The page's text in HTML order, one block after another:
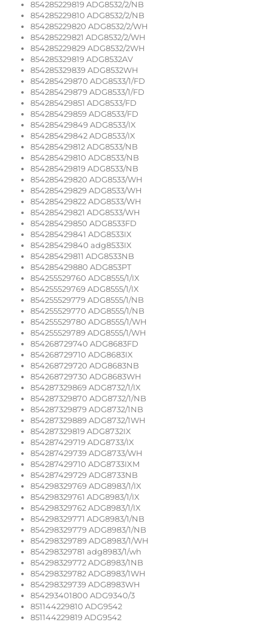
854285229819 ADG8532/2/NB
854285229810 ADG8532/2/NB
854285229820 ADG8532/2/WH
854285229821 ADG8532/2/WH
854285229829 ADG8532/2WH
854285329819 ADG8532AV
854285329839 ADG8532WH
854285429870 ADG8533/1/FD
854285429879 ADG8533/1/FD
854285429851 ADG8533/FD
854285429859 ADG8533/FD
854285429849 ADG8533/IX
854285429842 ADG8533/IX
854285429812 ADG8533/NB
854285429810 ADG8533/NB
854285429819 ADG8533/NB
854285429820 ADG8533/WH
854285429829 ADG8533/WH
854285429822 ADG8533/WH
854285429821 ADG8533/WH
854285429850 ADG8533FD
854285429841 ADG8533IX
854285429840 adg8533IX
854285429811 ADG8533NB
854285429880 ADG853PT
854255529760 ADG8555/1/IX
854255529769 ADG8555/1/IX
854255529779 ADG8555/1/NB
854255529770 ADG8555/1/NB
854255529780 ADG8555/1/WH
854255529789 ADG8555/1/WH
854268729740 ADG8683FD
854268729710 ADG8683IX
854268729720 ADG8683NB
854268729730 ADG8683WH
854287329869 ADG8732/1/IX
854287329870 ADG8732/1/NB
854287329879 ADG8732/1NB
854287329889 ADG8732/1WH
854287329819 ADG8732IX
854287429719 ADG8733/IX
854287429739 ADG8733/WH
854287429710 ADG8733IXM
854287429729 ADG8733NB
854298329769 ADG8983/1/IX
854298329761 ADG8983/1/IX
854298329762 ADG8983/1/IX
854298329771 ADG8983/1/NB
854298329779 ADG8983/1/NB
854298329789 ADG8983/1/WH
854298329781 adg8983/1/wh
854298329772 ADG8983/1NB
854298329782 ADG8983/1WH
854298329739 ADG8983WH
854293401800 ADG9340/3
851144229810 ADG9542
851144229819 ADG9542